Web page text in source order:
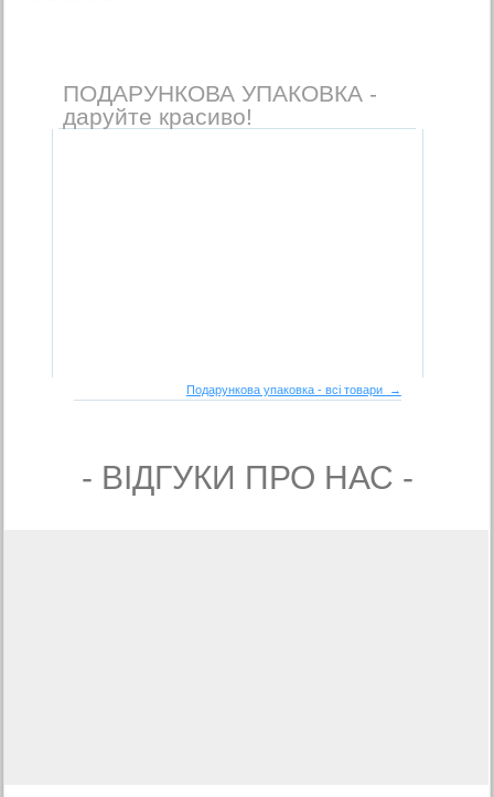
ПОДАРУНКОВА УПАКОВКА -
даруйте красиво!
Подарункова упаковка - всі товари →
- ВIДГУКИ ПРО НАС -